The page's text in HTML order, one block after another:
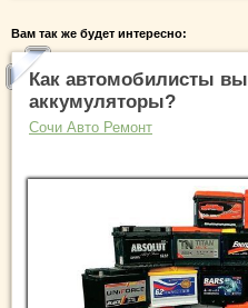
Вам так же будет интересно:
Как автомобилисты
аккумуляторы?
Сочи Авто Ремонт